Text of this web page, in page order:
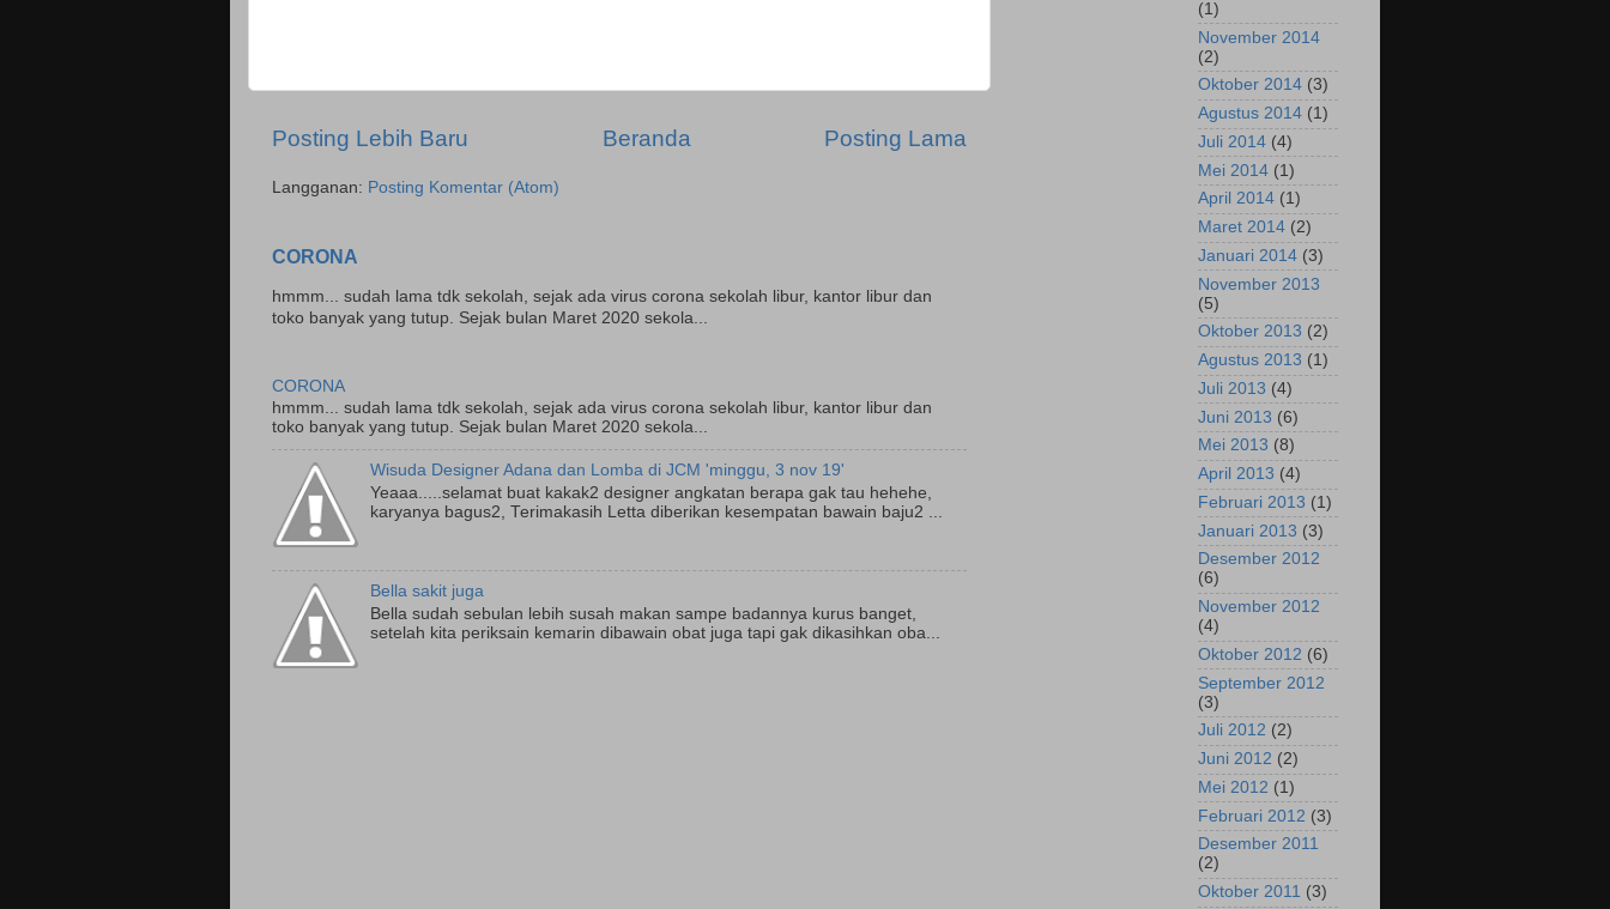
Posting Lebih Baru Posting Lama
Beranda
Langganan: Posting Komentar (Atom)
CORONA
hmmm... sudah lama tdk sekolah, sejak ada virus corona sekolah libur, kantor libur dan
toko banyak yang tutup. Sejak bulan Maret 2020 sekola...
CORONA
hmmm... sudah lama tdk sekolah, sejak ada virus corona sekolah libur, kantor libur dan
toko banyak yang tutup. Sejak bulan Maret 2020 sekola...
Wisuda Designer Adana dan Lomba di JCM 'minggu, 3 nov 19'
Yeaaa.....selamat buat kakak2 designer angkatan berapa gak tau hehehe,
karyanya bagus2, Terimakasih Letta diberikan kesempatan bawain baju2 ...
Bella sakit juga
Bella sudah sebulan lebih susah makan sampe badannya kurus banget,
setelah kita periksain kemarin dibawain obat juga tapi gak dikasihkan oba...
(1)
November 2014
(2)
Oktober 2014 (3)
Agustus 2014 (1)
Juli 2014 (4)
Mei 2014 (1)
April 2014 (1)
Maret 2014 (2)
Januari 2014 (3)
November 2013
(5)
Oktober 2013 (2)
Agustus 2013 (1)
Juli 2013 (4)
Juni 2013 (6)
Mei 2013 (8)
April 2013 (4)
Februari 2013 (1)
Januari 2013 (3)
Desember 2012
(6)
November 2012
(4)
Oktober 2012 (6)
September 2012
(3)
Juli 2012 (2)
Juni 2012 (2)
Mei 2012 (1)
Februari 2012 (3)
Desember 2011
(2)
Oktober 2011 (3)